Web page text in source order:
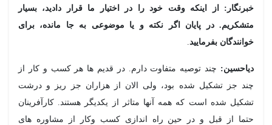
از اینکه وقت خود را در اختیار ما قرار دادید، بسیار
در پایان اگر نکته و یا موضوعی به جا مانده، برای
بفرمایید.
چند توصیه متفاوت دارم. در قدیم ها هر کسب و کار از
جز تشکیل شده بود، ولی الان از هزاران جز ریز و درشت
شده است که همه آنها متاثر از یکدیگر هستند. کارآفرینان
از قبل و در حین راه اندازی کسب وکار از مشاوره های